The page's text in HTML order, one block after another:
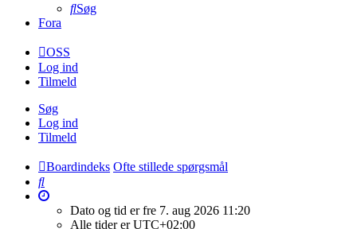
Søg
Fora
OSS
Log ind
Tilmeld
Søg
Log ind
Tilmeld
Boardindeks Ofte stillede spørgsmål
Søg
Dato og tid er fre 7. aug 2026 11:20
Alle tider erUTC+02:00